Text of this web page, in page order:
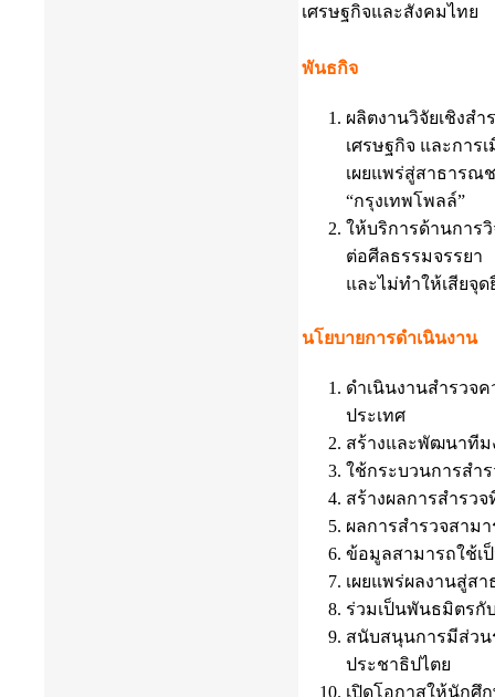
เศรษฐกิจและสังคมไทย
พันธกิจ
ผลิตงานวิจัยเชิงส
เศรษฐกิจ และการเ
เผยแพร่สู่สาธารณ
“กรุงเทพโพลล์”
ให้บริการด้านการ
ต่อศีลธรรมจรรยา
และไม่ทำให้เสียจุ
นโยบายการดำเนินงาน
ดำเนินงานสำรวจ
ประเทศ
สร้างและพัฒนาทีม
ใช้กระบวนการสำ
สร้างผลการสำรว
ผลการสำรวจสาม
ข้อมูลสามารถใช้เ
เผยแพร่ผลงานสู่ส
ร่วมเป็นพันธมิตรกั
สนับสนุนการมีส่วน
ประชาธิปไตย
เปิดโอกาสให้นักศึ